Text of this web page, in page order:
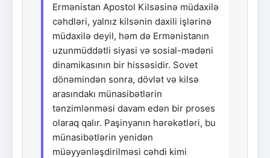
Ermənistan Apostol Kilsəsinə müdaxilə
cəhdləri, yalnız kilsənin daxili işlərinə
müdaxilə deyil, həm də Ermənistanın
uzunmüddətli siyasi və sosial-mədəni
dinamikasının bir hissəsidir. Sovet
dönəmindən sonra, dövlət və kilsə
arasındakı münasibətlərin
tənzimlənməsi davam edən bir proses
olaraq qalır. Paşinyanın hərəkətləri, bu
münasibətlərin yenidən
müəyyənləşdirilməsi cəhdi kimi